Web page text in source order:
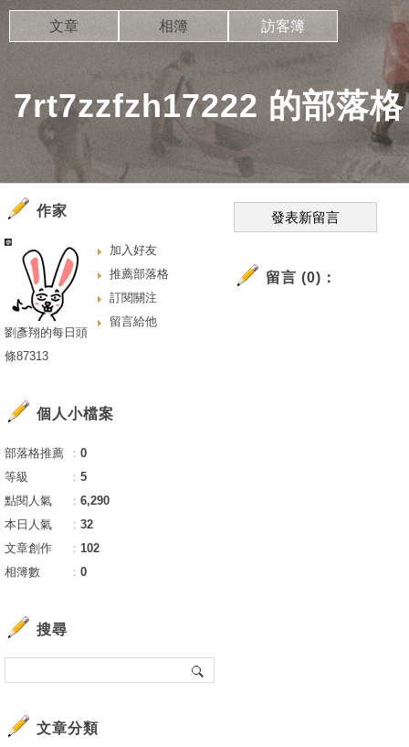
7rt7zzfzh17222 的部落格
文章 相簿 訪客簿
發表新留言
留言 (0)：
作家
加入好友
推薦部落格
訂閱關注
留言給他
劉彥翔的每日頭
條87313
個人小檔案
部落格推薦 ： 0
等級
： 5
點閱人氣
： 6,290
本日人氣
： 32
文章創作
： 102
相簿數
： 0
搜尋
文章分類